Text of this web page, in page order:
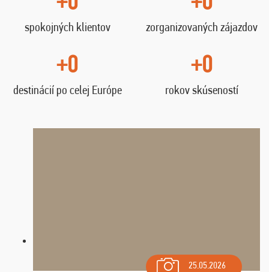
spokojných klientov zorganizovaných zájazdov
+0
destinácií po celej Európe
+0
rokov skúseností
25.05.2026